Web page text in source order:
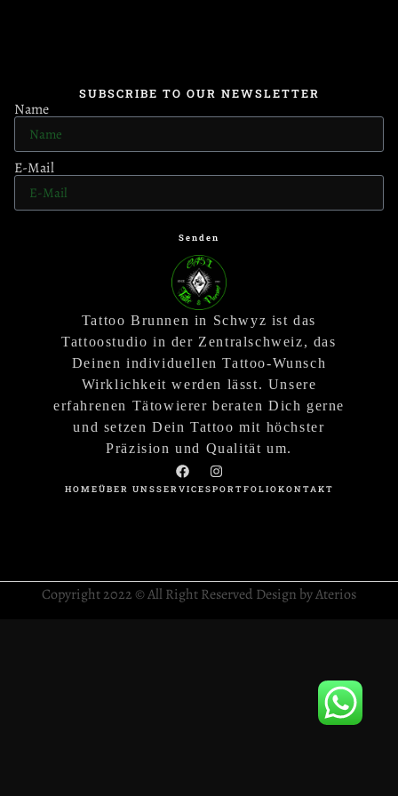
SUBSCRIBE TO OUR NEWSLETTER
Name
E-Mail
Senden
Tattoo Brunnen in Schwyz ist das
Tattoostudio in der Zentralschweiz, das
Deinen individuellen Tattoo-Wunsch
Wirklichkeit werden lässt. Unsere
erfahrenen Tätowierer beraten Dich gerne
und setzen Dein Tattoo mit höchster
Präzision und Qualität um.
HOMEÜBER UNSSERVICESPORTFOLIOKONTAKT
Copyright 2022 © All Right Reserved Design by Aterios